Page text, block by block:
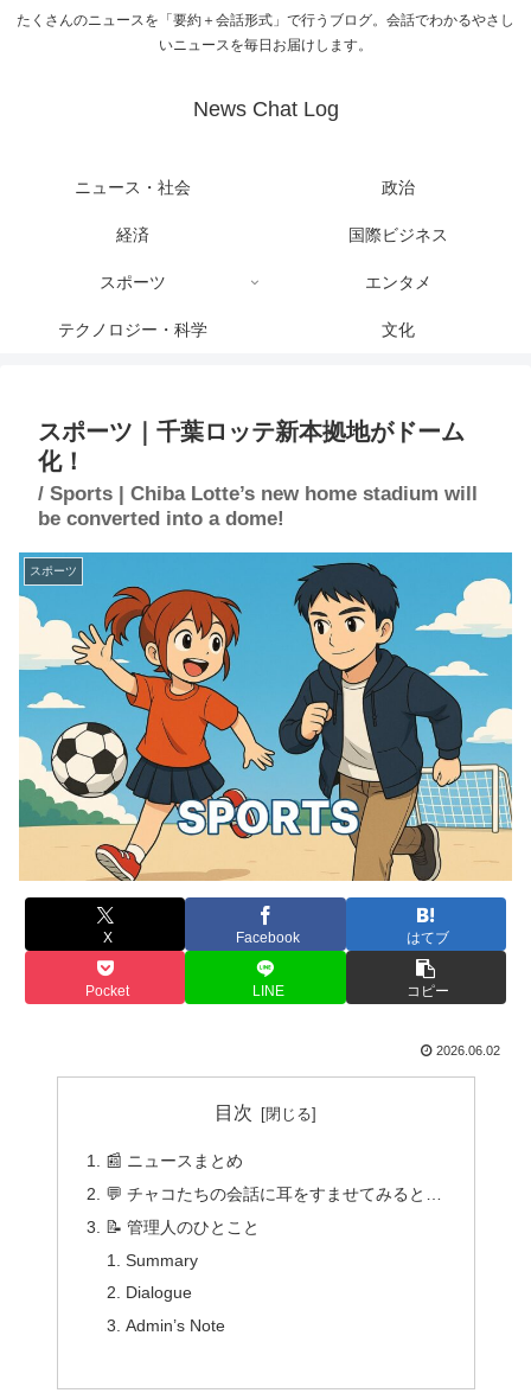
たくさんのニュースを「要約＋会話形式」で行うブログ。会話でわかるやさし
いニュースを毎日お届けします。
News Chat Log
ニュース・社会 政治
経済 国際ビジネス
スポーツ エンタメ
テクノロジー・科学 文化
スポーツ｜千葉ロッテ新本拠地がドーム
化！
/ Sports | Chiba Lotte’s new home stadium will
be converted into a dome!
スポーツ
X Facebook はてブ
Pocket LINE コピー
2026.06.02
目次
📰 ニュースまとめ
💬 チャコたちの会話に耳をすませてみると…
📝 管理人のひとこと
Summary
Dialogue
Admin’s Note